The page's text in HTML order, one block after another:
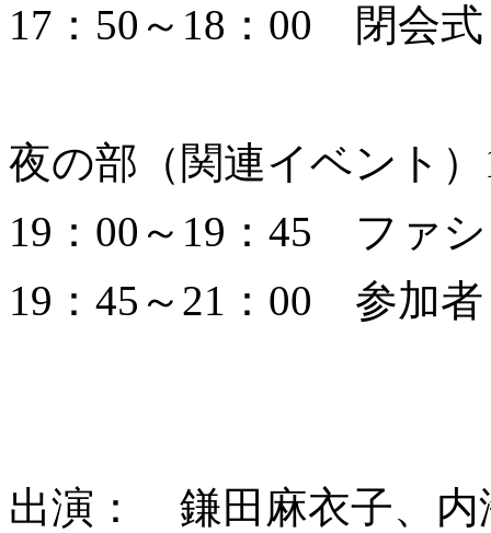
17：50～18：00 閉会式
夜の部（関連イベント）
19：00～19：45 ファ
19：45～21：00 参加
出演： 鎌田麻衣子、内